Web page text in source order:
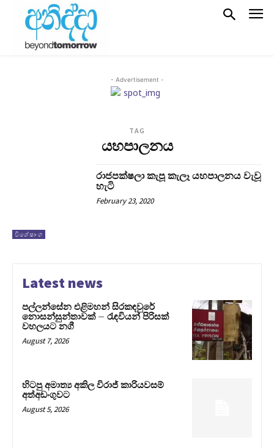
- Advertisement -
TAG
යහපාලනය
විශේෂාංග
රාජපක්ෂලා කැපූ කැලෑ යහපාලනය වැවූ
හැටි
February 23, 2020
Latest news
පල්ලන්සේන එළිමහන් සිරකඳවුරේ
නොසන්සුන්තාවක් – රැඳවියන් පිරිසක්
වහලයට නගී
August 7, 2026
හිටපු අමාත්‍ය අකිල විරාජ් කාරියවසම්
අත්අඩංගුවට
August 5, 2026